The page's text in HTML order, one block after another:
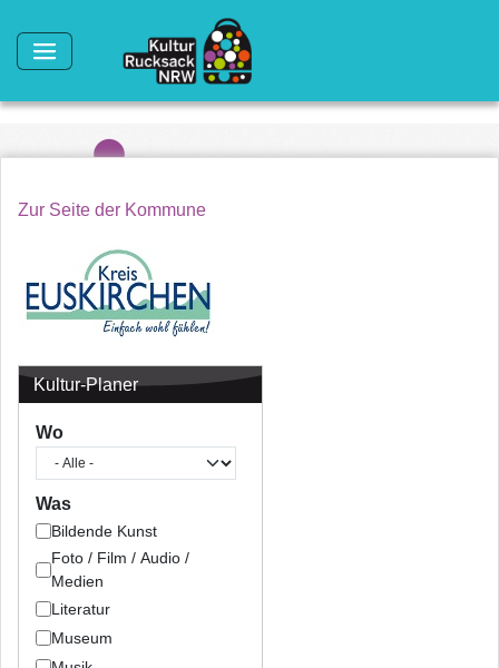
Zur Seite der Kommune
Kultur-Planer
Wo
Was
Bildende Kunst
Foto / Film / Audio /
Medien
Literatur
Museum